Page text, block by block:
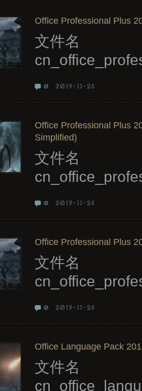
Office Professional Plus
文件名
0 2019-11-26
Office Professional Plus
Simplified)
文件名
0 2019-11-26
Office Professional Plus
文件名
0 2019-11-26
Office Language Pack
文件名